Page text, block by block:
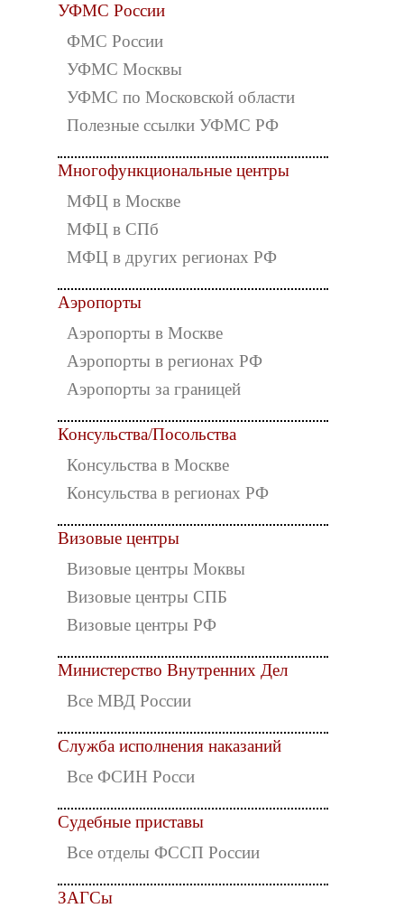
УФМС России
ФМС России
УФМС Москвы
УФМС по Московской области
Полезные ссылки УФМС РФ
Многофункциональные центры
МФЦ в Москве
МФЦ в СПб
МФЦ в других регионах РФ
Аэропорты
Аэропорты в Москве
Аэропорты в регионах РФ
Аэропорты за границей
Консульства/Посольства
Консульства в Москве
Консульства в регионах РФ
Визовые центры
Визовые центры Моквы
Визовые центры СПБ
Визовые центры РФ
Министерство Внутренних Дел
Все МВД России
Служба исполнения наказаний
Все ФСИН Росси
Судебные приставы
Все отделы ФССП России
ЗАГСы